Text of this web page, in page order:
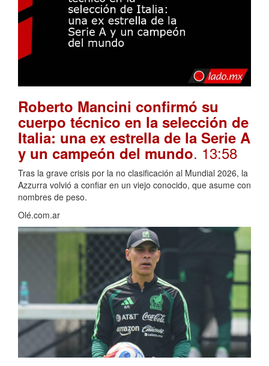
Roberto Mancini confirmó su
cuerpo técnico en la selección de
Italia: una ex estrella de la Serie A
y un campeón del mundo. 13:58
Tras la grave crisis por la no clasificación al Mundial 2026, la
Azzurra volvió a confiar en un viejo conocido, que asume con
nombres de peso.
Olé.com.ar